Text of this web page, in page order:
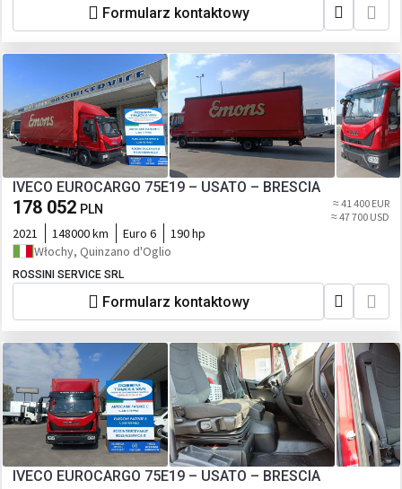
Formularz kontaktowy
IVECO EUROCARGO 75E19 – USATO – BRESCIA
178 052 PLN
≈ 41 400 EUR
≈ 47 700 USD
2021 148000 km Euro 6
190 hp
Włochy, Quinzano d'Oglio
ROSSINI SERVICE SRL
Formularz kontaktowy
IVECO EUROCARGO 75E19 – USATO – BRESCIA